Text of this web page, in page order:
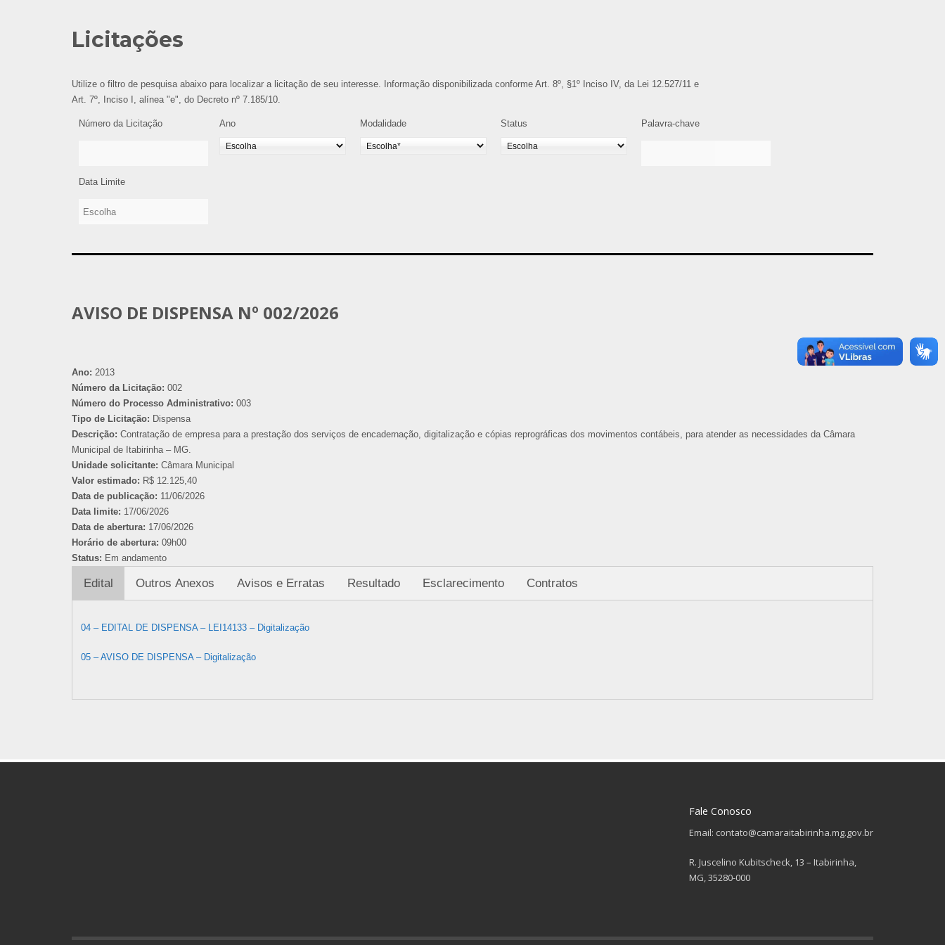
Licitações
Utilize o filtro de pesquisa abaixo para localizar a licitação de seu interesse. Informação disponibilizada conforme Art. 8º, §1º Inciso IV, da Lei 12.527/11 e
Art. 7º, Inciso I, alínea "e", do Decreto nº 7.185/10.
Número da Licitação Ano Modalidade Status Palavra-chave
Data Limite
AVISO DE DISPENSA Nº 002/2026
Ano: 2013
Número da Licitação: 002
Número do Processo Administrativo: 003
Tipo de Licitação: Dispensa
Descrição: Contratação de empresa para a prestação dos serviços de encadernação, digitalização e cópias reprográficas dos movimentos contábeis, para atender as necessidades da Câmara
Municipal de Itabirinha – MG.
Unidade solicitante: Câmara Municipal
Valor estimado: R$ 12.125,40
Data de publicação: 11/06/2026
Data limite: 17/06/2026
Data de abertura: 17/06/2026
Horário de abertura: 09h00
Status: Em andamento
Edital Outros Anexos Avisos e Erratas Resultado Esclarecimento Contratos
04 – EDITAL DE DISPENSA – LEI14133 – Digitalização
05 – AVISO DE DISPENSA – Digitalização
Fale Conosco
Email: contato@camaraitabirinha.mg.gov.br
R. Juscelino Kubitscheck, 13 – Itabirinha,
MG, 35280-000